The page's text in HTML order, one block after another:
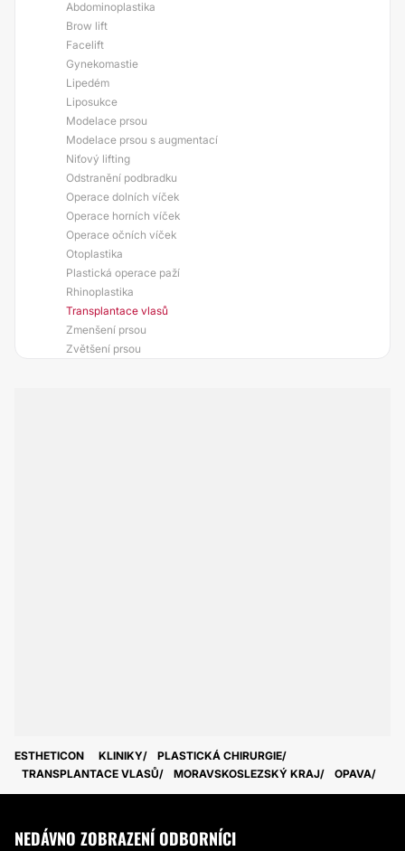
Abdominoplastika
Brow lift
Facelift
Gynekomastie
Lipedém
Liposukce
Modelace prsou
Modelace prsou s augmentací
Niťový lifting
Odstranění podbradku
Operace dolních víček
Operace horních víček
Operace očních víček
Otoplastika
Plastická operace paží
Rhinoplastika
Transplantace vlasů
Zmenšení prsou
Zvětšení prsou
ESTHETICON KLINIKY
PLASTICKÁ CHIRURGIE
TRANSPLANTACE VLASŮ
MORAVSKOSLEZSKÝ KRAJ OPAVA
NEDÁVNO ZOBRAZENÍ ODBORNÍCI